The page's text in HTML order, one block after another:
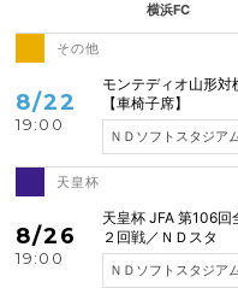
横浜FC
その他
8/22
19:00
モンテディオ山形
【車椅子席】
ＮＤソフトスタジア
天皇杯
8/26
19:00
天皇杯 JFA 第106
２回戦／ＮＤスタ
ＮＤソフトスタジア